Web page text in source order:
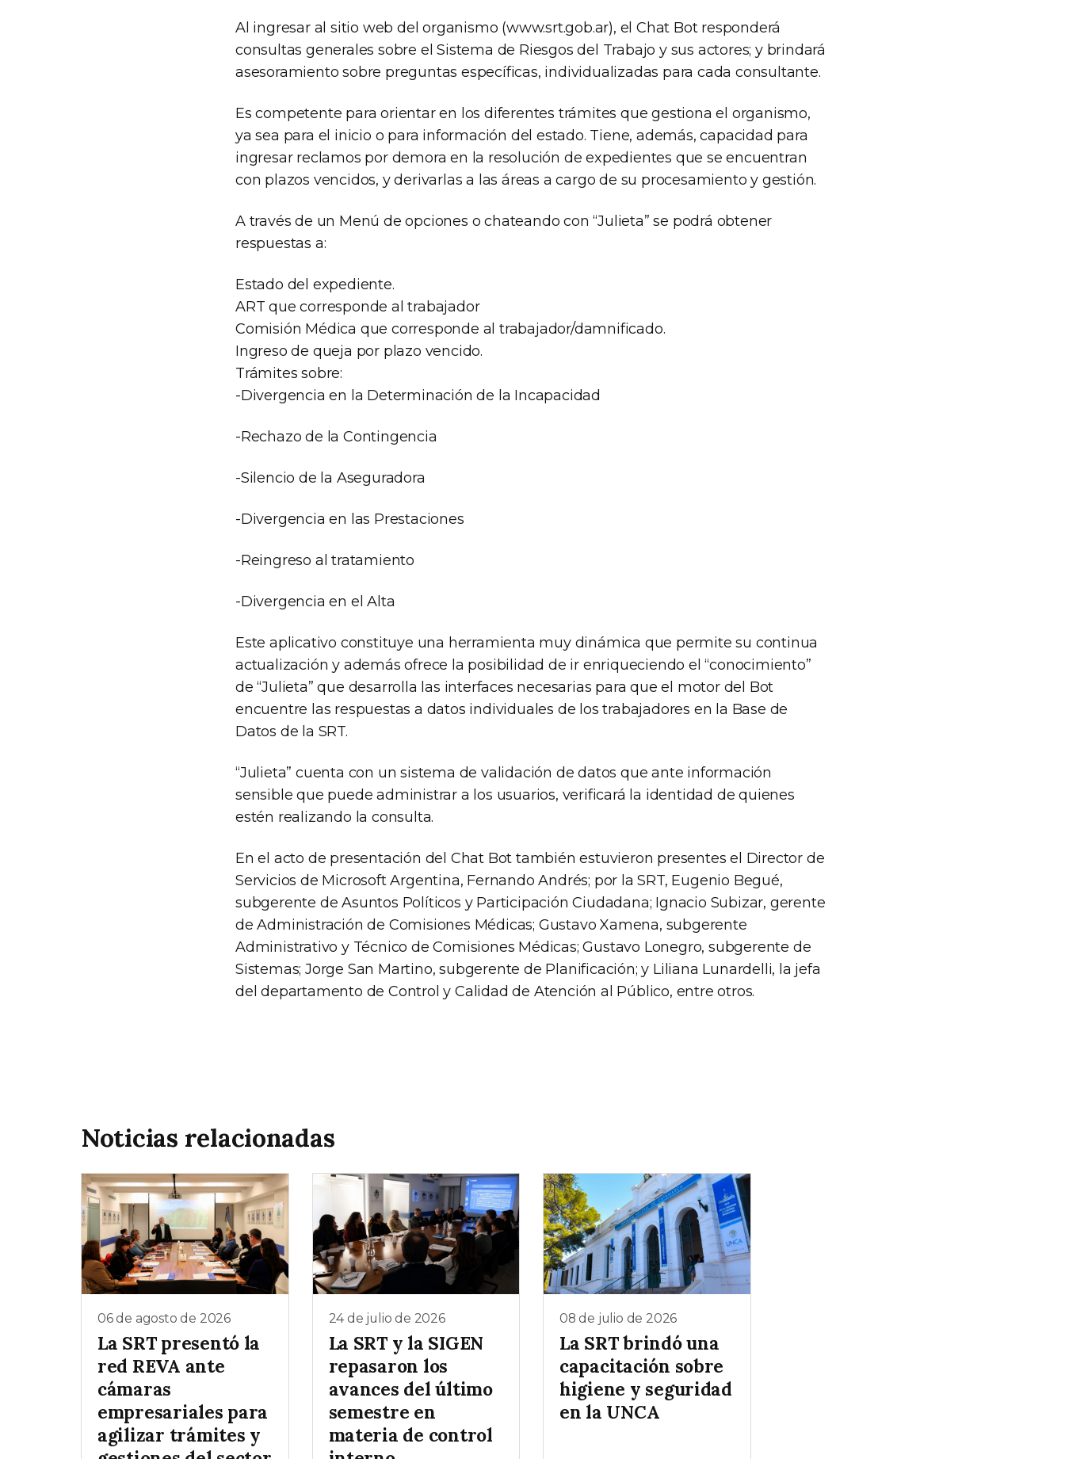
Al ingresar al sitio web del organismo (www.srt.gob.ar), el Chat Bot responderá
consultas generales sobre el Sistema de Riesgos del Trabajo y sus actores; y brindará
asesoramiento sobre preguntas específicas, individualizadas para cada consultante.
Es competente para orientar en los diferentes trámites que gestiona el organismo,
ya sea para el inicio o para información del estado. Tiene, además, capacidad para
ingresar reclamos por demora en la resolución de expedientes que se encuentran
con plazos vencidos, y derivarlas a las áreas a cargo de su procesamiento y gestión.
A través de un Menú de opciones o chateando con “Julieta” se podrá obtener
respuestas a:
Estado del expediente.
ART que corresponde al trabajador
Comisión Médica que corresponde al trabajador/damnificado.
Ingreso de queja por plazo vencido.
Trámites sobre:
-Divergencia en la Determinación de la Incapacidad
-Rechazo de la Contingencia
-Silencio de la Aseguradora
-Divergencia en las Prestaciones
-Reingreso al tratamiento
-Divergencia en el Alta
Este aplicativo constituye una herramienta muy dinámica que permite su continua
actualización y además ofrece la posibilidad de ir enriqueciendo el “conocimiento”
de “Julieta” que desarrolla las interfaces necesarias para que el motor del Bot
encuentre las respuestas a datos individuales de los trabajadores en la Base de
Datos de la SRT.
“Julieta” cuenta con un sistema de validación de datos que ante información
sensible que puede administrar a los usuarios, verificará la identidad de quienes
estén realizando la consulta.
En el acto de presentación del Chat Bot también estuvieron presentes el Director de
Servicios de Microsoft Argentina, Fernando Andrés; por la SRT, Eugenio Begué,
subgerente de Asuntos Políticos y Participación Ciudadana; Ignacio Subizar, gerente
de Administración de Comisiones Médicas; Gustavo Xamena, subgerente
Administrativo y Técnico de Comisiones Médicas; Gustavo Lonegro, subgerente de
Sistemas; Jorge San Martino, subgerente de Planificación; y Liliana Lunardelli, la jefa
del departamento de Control y Calidad de Atención al Público, entre otros.
Noticias relacionadas
06 de agosto de 2026
La SRT presentó la
red REVA ante
cámaras
empresariales para
agilizar trámites y
24 de julio de 2026
La SRT y la SIGEN
repasaron los
avances del último
semestre en
materia de control
08 de julio de 2026
La SRT brindó una
capacitación sobre
higiene y seguridad
en la UNCA